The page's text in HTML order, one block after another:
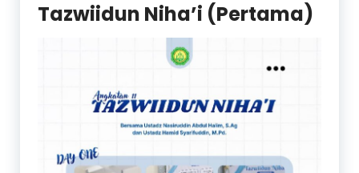
Tazwiidun Niha’i (Pertama)